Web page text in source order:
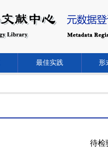
最佳实践 形
待检